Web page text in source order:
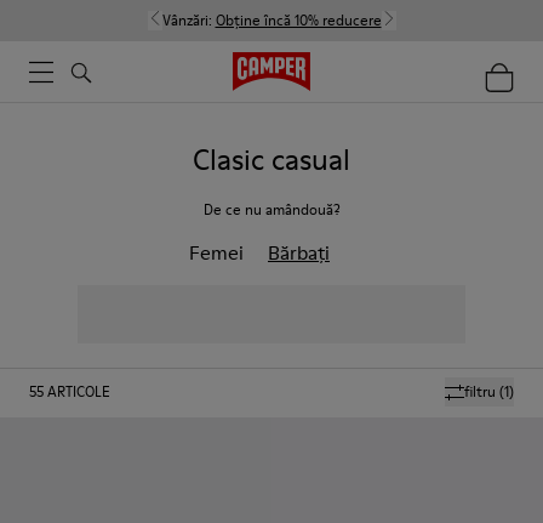
Vânzări: Obține încă 10% reducere
Clasic casual
De ce nu amândouă?
Femei Bărbați
filtru (1)
55ARTICOLE